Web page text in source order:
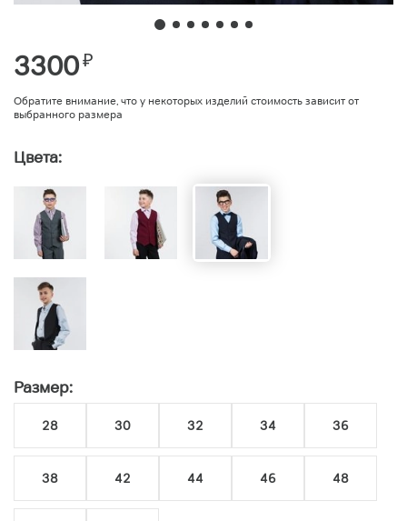
3300₽
Обратите внимание, что у некоторых изделий стоимость зависит от
выбранного размера
Цвета:
Размер:
28 30 32 34 36
38 42 44 46 48